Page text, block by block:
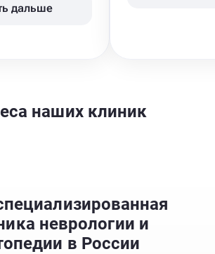
дальше
наших клиник
неврологии и
в России